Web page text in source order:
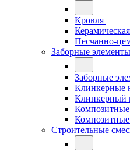
Кровля
Песчанно-
Заборные элементы
Заборные
Клинкерные
Клинкерный
Композитные
Композитные
Строительные